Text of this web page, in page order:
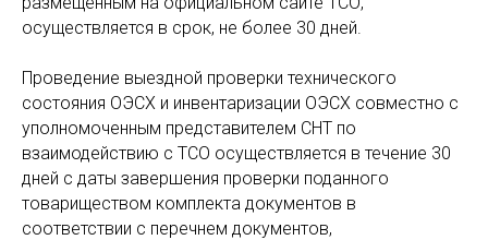
осуществляется в срок, не более 30 дней.
Проведение выездной проверки технического
состояния ОЭСХ и инвентаризации ОЭСХ совместно с
уполномоченным представителем СНТ по
взаимодействию с ТСО осуществляется в течение 30
дней с даты завершения проверки поданного
товариществом комплекта документов в
соответствии с перечнем документов,